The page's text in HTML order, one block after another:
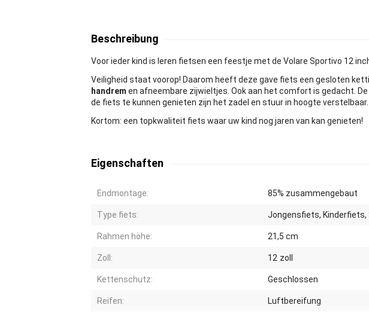
Beschreibung
Voor ieder kind is leren fietsen een feestje met de Volare Sportivo 12
Veiligheid staat voorop! Daarom heeft deze gave fiets een gesloten
handrem en afneembare zijwieltjes. Ook aan het comfort is gedacht.
de fiets te kunnen genieten zijn het zadel en stuur in hoogte verstelbaar.
Kortom: een topkwaliteit fiets waar uw kind nog jaren van kan genieten!
Eigenschaften
Endmontage: 85% zusammengebaut
Type fiets: Jongensfiets,
Rahmen höhe: 21,5 cm
Zoll: 12 zoll
Kettenschutz: Geschlossen
Reifen: Luftbereifung